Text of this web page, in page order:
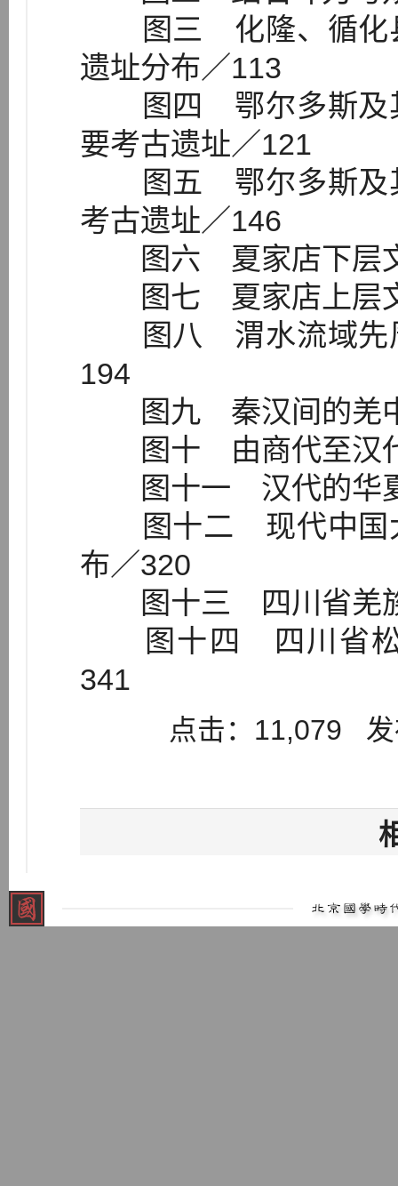
图三 化隆、循化县
遗址分布／113
图四 鄂尔多斯及其
要考古遗址／121
图五 鄂尔多斯及其
考古遗址／146
图六 夏家店下层文
图七 夏家店上层文
图八 渭水流域先周
194
图九 秦汉间的羌中
图十 由商代至汉代
图十一 汉代的华
图十二 现代中国大
布／320
图十三 四川省羌
图十四 四川省松
341
点击：11,079